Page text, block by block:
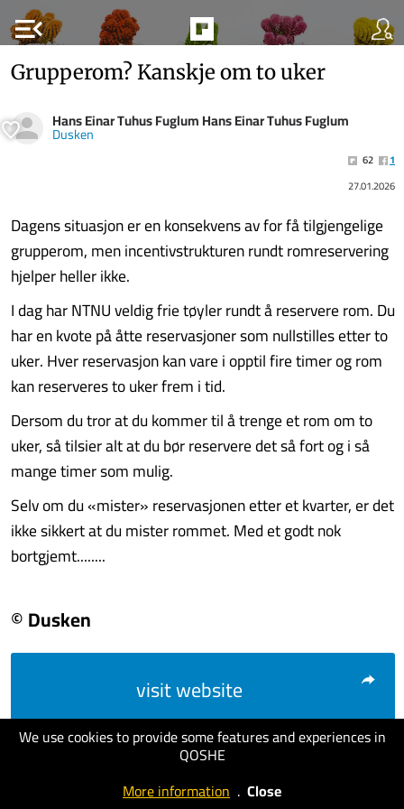
menu_open
We use cookies to provide some features and experiences in
QOSHE
More information . Close
Grupperom? Kanskje om to uker
Hans Einar Tuhus Fuglum Hans Einar Tuhus Fuglum
Dusken
62
1
27.01.2026
Dagens situasjon er en konsekvens av for få tilgjengelige
grupperom, men incentivstrukturen rundt romreservering
hjelper heller ikke.
I dag har NTNU veldig frie tøyler rundt å reservere rom. Du
har en kvote på åtte reservasjoner som nullstilles etter to
uker. Hver reservasjon kan vare i opptil fire timer og rom
kan reserveres to uker frem i tid.
Dersom du tror at du kommer til å trenge et rom om to
uker, så tilsier alt at du bør reservere det så fort og i så
mange timer som mulig.
Selv om du «mister» reservasjonen etter et kvarter, er det
ikke sikkert at du mister rommet. Med et godt nok
bortgjemt........
© Dusken
visit website